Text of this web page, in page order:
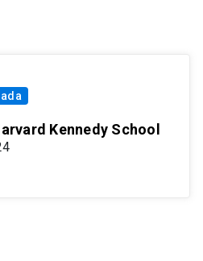
Kennedy School